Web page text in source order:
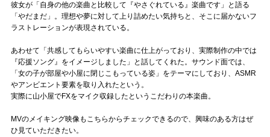
彼女が「自身の他の楽曲と比較して『やさぐれている』楽曲です」と語る
「やだまだ」。理想や夢に対して上り詰めたい気持ちと、そこに届かないフ
ラストレーションが表現されている。
あわせて「共感してもらいやすい楽曲に仕上がっており、実際制作の中では
『応援ソング』をイメージしました」と話してくれた。サウンド面では、
「女の子が部屋や小屋に閉じこもっている姿」をテーマにしており、ASMR
やアンビエント要素を取り入れたという。
実際に山小屋でFXをマイク収録したというこだわりの本楽曲。
MVのメイキング映像もこちらからチェックできるので、興味のある方はぜ
ひ見ていただきたい。